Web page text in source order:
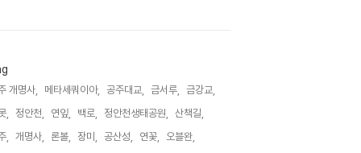
개명사, 메타세쿼이아, 공주대교, 금서루,
금강교,
,
정안천, 연잎, 백로, 정안천생태공원,
산책길,
,
개명사, 론볼, 장미, 공산성, 연꽃,
오블완,